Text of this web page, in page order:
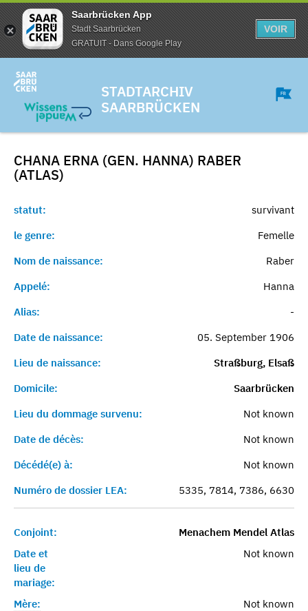
Saarbrücken App
Stadt Saarbrücken
GRATUIT - Dans Google Play
VOIR
STADTARCHIV
SAARBRÜCKEN
CHANA ERNA (GEN. HANNA) RABER
(ATLAS)
statut:
survivant
le genre:
Femelle
Nom de naissance:
Raber
Appelé:
Hanna
Alias:
-
Date de naissance:
05. September 1906
Lieu de naissance:
Straßburg, Elsaß
Domicile:
Saarbrücken
Lieu du dommage survenu:
Not known
Date de décès:
Not known
Décédé(e) à:
Not known
Numéro de dossier LEA:
5335, 7814, 7386, 6630
Conjoint:
Menachem Mendel Atlas
Date et
lieu de
mariage:
Not known
Mère:
Not known